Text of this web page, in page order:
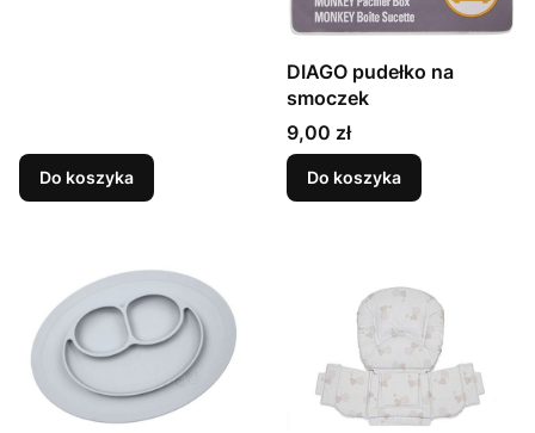
Do koszyka
DIAGO pudełko na
smoczek
Cena
9,00 zł
Do koszyka